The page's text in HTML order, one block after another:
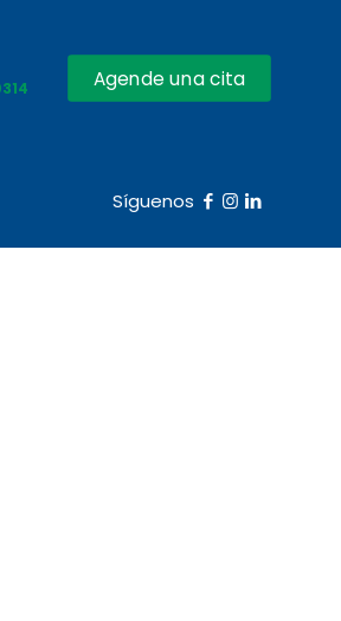
Agende una cita
Síguenos